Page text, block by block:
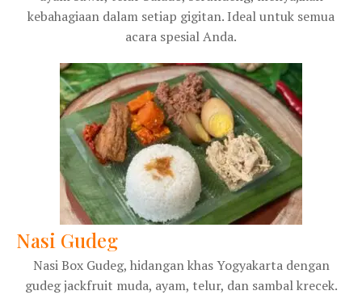
kebahagiaan dalam setiap gigitan. Ideal untuk semua
acara spesial Anda.
Nasi Gudeg
Nasi Box Gudeg, hidangan khas Yogyakarta dengan
gudeg jackfruit muda, ayam, telur, dan sambal krecek.